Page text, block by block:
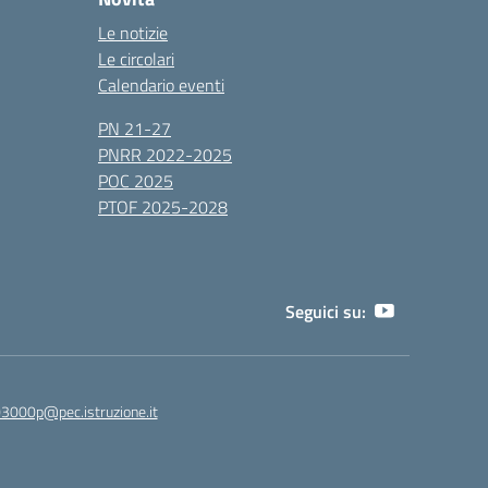
Le notizie
Le circolari
Calendario eventi
PN 21-27
PNRR 2022-2025
POC 2025
PTOF 2025-2028
Seguici su: